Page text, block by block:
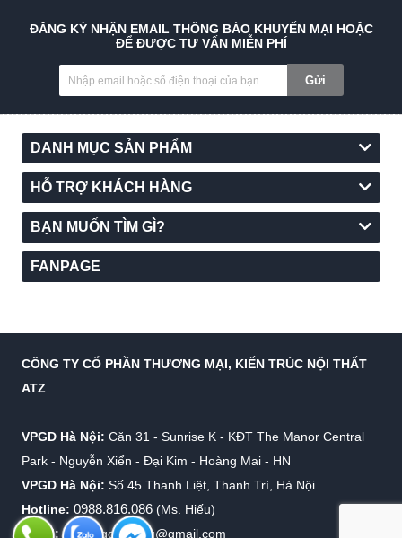
ĐĂNG KÝ NHẬN EMAIL THÔNG BÁO KHUYẾN MẠI HOẶC
ĐỂ ĐƯỢC TƯ VẤN MIỄN PHÍ
Gửi
DANH MỤC SẢN PHẨM
HỖ TRỢ KHÁCH HÀNG
BẠN MUỐN TÌM GÌ?
FANPAGE
CÔNG TY CỔ PHẦN THƯƠNG MẠI, KIẾN TRÚC NỘI THẤT
ATZ
VPGD Hà Nội: Căn 31 - Sunrise K - KĐT The Manor Central
Park - Nguyễn Xiển - Đại Kim - Hoàng Mai - HN
VPGD Hà Nội: Số 45 Thanh Liệt, Thanh Trì, Hà Nội
Hotline: 0988.816.086 (Ms. Hiếu)
Email:info.virgolighting@gmail.com